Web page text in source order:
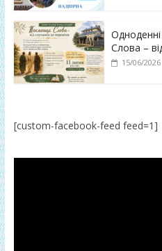
Слова –
15/06/2026
[custom-facebook-feed feed=1]